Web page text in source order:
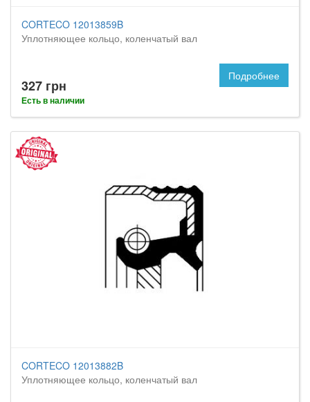
CORTECO 12013859B
Уплотняющее кольцо, коленчатый вал
327 грн
Есть в наличии
Подробнее
CORTECO 12013882B
Уплотняющее кольцо, коленчатый вал